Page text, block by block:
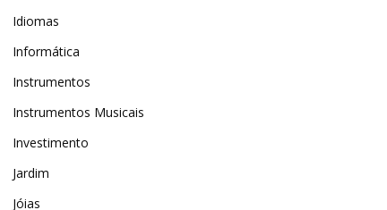
Idiomas
Informática
Instrumentos
Instrumentos Musicais
Investimento
Jardim
Jóias